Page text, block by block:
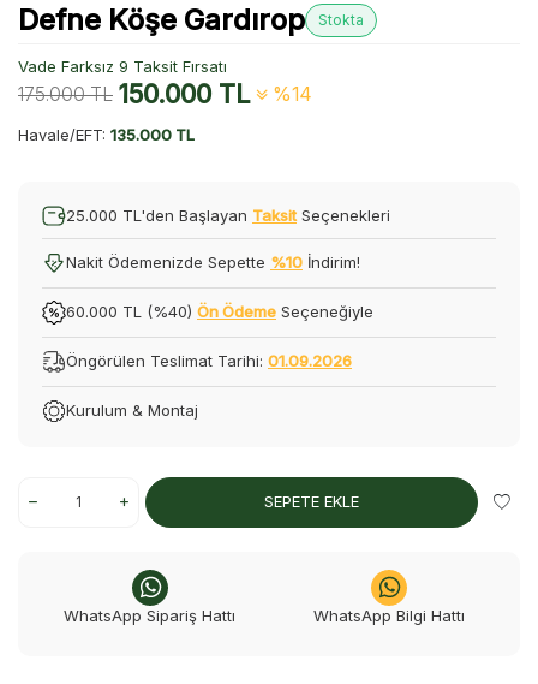
Defne Köşe Gardırop Stokta
Vade Farksız 9 Taksit Fırsatı
175.000TL 150.000TL %14
Havale/EFT: 135.000 TL
25.000 TL'den Başlayan Taksit Seçenekleri
Nakit Ödemenizde Sepette %10 İndirim!
60.000 TL (%40) Ön Ödeme Seçeneğiyle
Öngörülen Teslimat Tarihi: 01.09.2026
Kurulum & Montaj
SEPETE EKLE
WhatsApp Sipariş Hattı WhatsApp Bilgi Hattı